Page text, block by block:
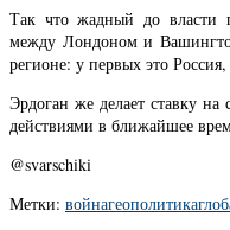
Так что жадный до власти
между Лондоном и
регионе: у первых это
Эрдоган же делает ставку на
действиями в ближайшее
@svarschiki
Метки: войнагеополитика